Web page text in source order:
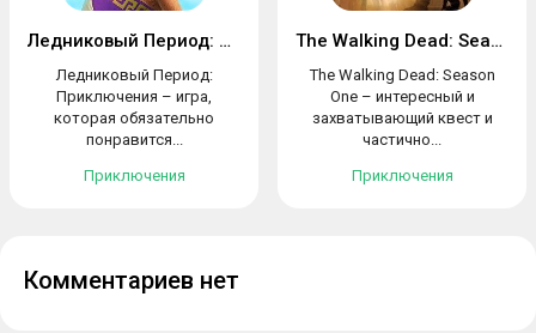
Ледниковый Период: Приключения
Ледниковый Период:
Приключения – игра,
которая обязательно
понравится...
Приключения
The Walking Dead: Season One
The Walking Dead: Season
One – интересный и
захватывающий квест и
частично...
Приключения
Комментариев нет